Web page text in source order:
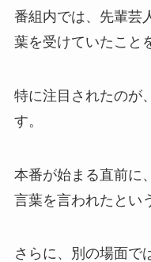
番組内では、先輩芸
葉を受けていたこと
特に注目されたのが
す。
本番が始まる直前に
言葉を言われたとい
さらに、別の場面で